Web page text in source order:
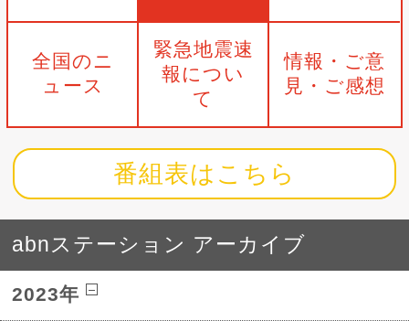
全国のニ
ュース
緊急地震速
報につい
て
情報・ご意
見・ご感想
番組表はこちら
abnステーション アーカイブ
2023年